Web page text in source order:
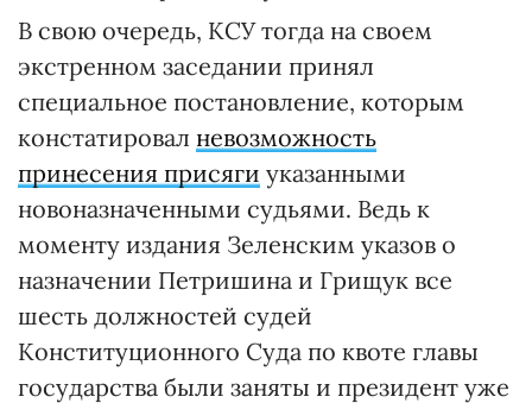
В свою очередь, КСУ тогда на своем
экстренном заседании принял
специальное постановление, которым
констатировал невозможность
принесения присяги указанными
новоназначенными судьями. Ведь к
моменту издания Зеленским указов о
назначении Петришина и Грищук все
шесть должностей судей
Конституционного Суда по квоте главы
государства были заняты и президент уже